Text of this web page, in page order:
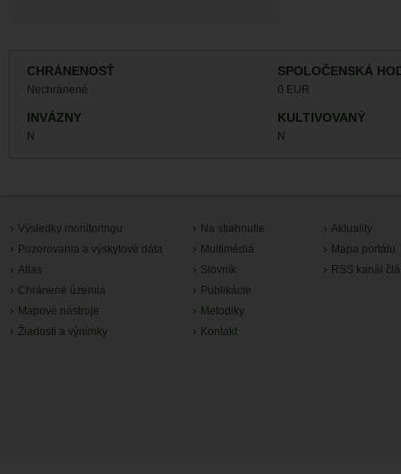
CHRÁNENOSŤ
Nechránené
SPOLOČENSKÁ
0 EUR
INVÁZNY
N
KULTIVOVANÝ
N
Výsledky monitoringu
Pozorovania a výskytové dáta
Atlas
Chránené územia
Mapové nástroje
Žiadosti a výnimky
Na stiahnutie
Multimédiá
Slovník
Publikácie
Metodiky
Kontakt
Aktuality
Mapa portálu
RSS kanál